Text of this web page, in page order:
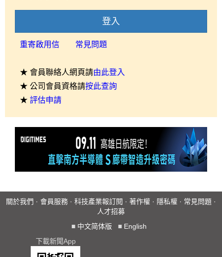
登入
重寄啟用信 常見問題
★ 會員聯絡人網頁請由此登入
★ 公司會員資格請按此查詢
★ 評估申請
關於我們 · 會員服務 · 科技產業報訂閱 · 著作權 · 隱私權 · 常見問題 ·
人才招募
■ 中文简体版 ■ English
下載新聞App